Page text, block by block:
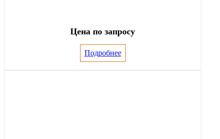
Цена по запросу
Подробнее